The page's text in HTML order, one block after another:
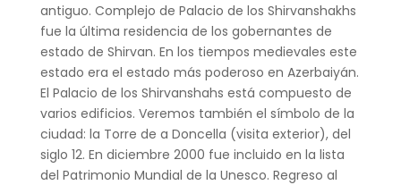
antiguo. Complejo de Palacio de los Shirvanshakhs
fue la última residencia de los gobernantes de
estado de Shirvan. En los tiempos medievales este
estado era el estado más poderoso en Azerbaiyán.
El Palacio de los Shirvanshahs está compuesto de
varios edificios. Veremos también el símbolo de la
ciudad: la Torre de a Doncella (visita exterior), del
siglo 12. En diciembre 2000 fue incluido en la lista
del Patrimonio Mundial de la Unesco. Regreso al